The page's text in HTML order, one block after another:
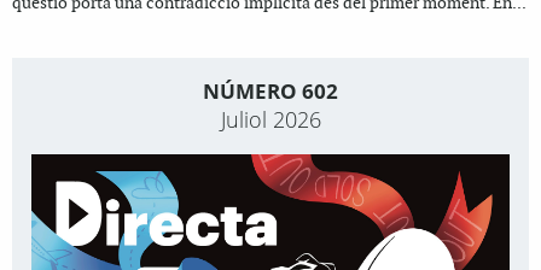
NÚMERO 602
Juliol 2026